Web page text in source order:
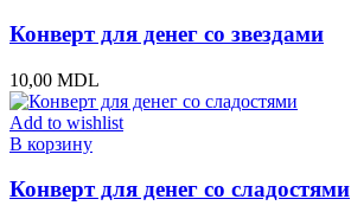
Конверт для денег со звездами
10,00 MDL
Add to wishlist
В корзину
Конверт для денег со сладостями